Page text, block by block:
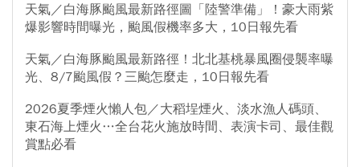
天氣／白海豚颱風最新路徑圖「陸警準備」！豪大雨紫
爆影響時間曝光，颱風假機率多大，10日報先看
天氣／白海豚颱風最新路徑！北北基桃暴風圈侵襲率曝
光、8/7颱風假？三颱怎麼走，10日報先看
2026夏季煙火懶人包／大稻埕煙火、淡水漁人碼頭、
東石海上煙火…全台花火施放時間、表演卡司、最佳觀
賞點必看